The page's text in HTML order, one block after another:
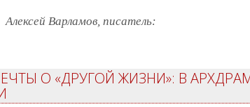
Алексей Варламов, писатель:
О «ДРУГОЙ ЖИЗНИ»: В